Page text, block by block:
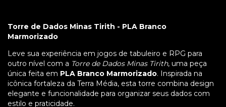
Torre de Dados Minas Tirith - PLA Branco
Marmorizado
Leve sua experiência em jogos de tabuleiro e RPG para
outro nível com a Torre de Dados Minas Tirith, uma peça
única feita em PLA Branco Marmorizado. Inspirada na
icônica fortaleza da Terra Média, esta torre combina design
elegante e funcionalidade para organizar seus dados com
estilo e praticidade.